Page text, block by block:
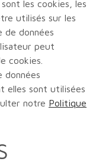
NOS
NOTRE
les cookies, les
utilisés sur les
de données
peut
cookies.
données
elles sont utilisées
notre Politique